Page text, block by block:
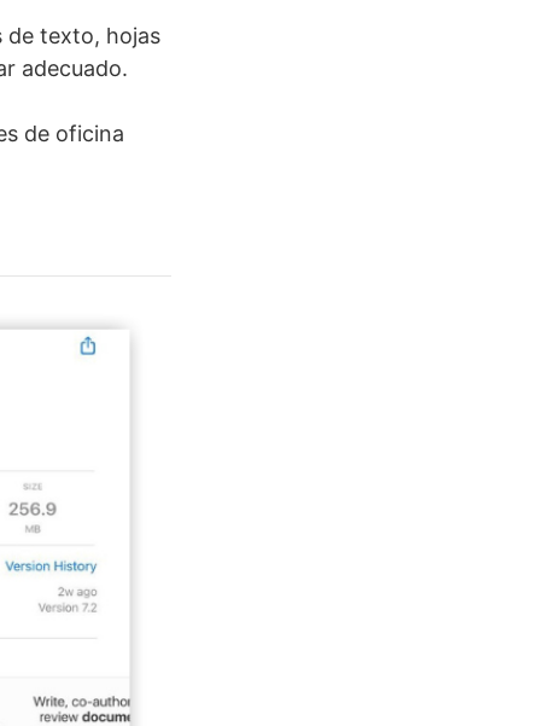
de texto, hojas
adecuado.
de oficina